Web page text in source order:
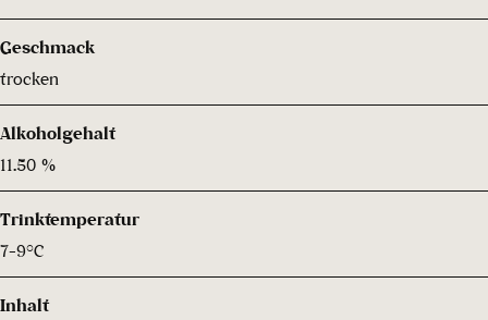
Geschmack
trocken
Alkoholgehalt
11.50 %
Trinktemperatur
7-9°C
Inhalt